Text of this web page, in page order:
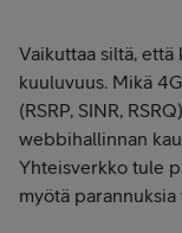
Vaikuttaa siltä, että
kuuluvuus. Mikä
(RSRP, SINR,
webbihallinnan
Yhteisverkko tule
myötä